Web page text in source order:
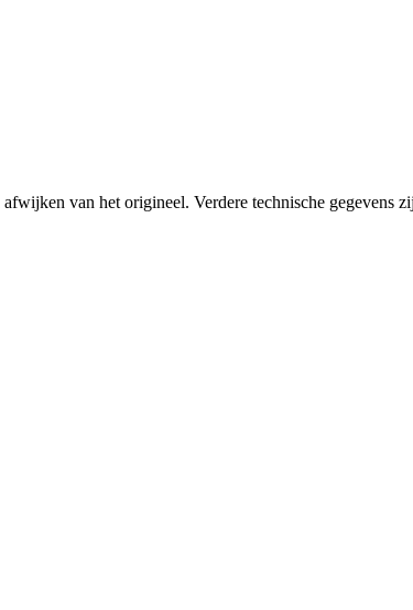
van het origineel. Verdere technische gegevens